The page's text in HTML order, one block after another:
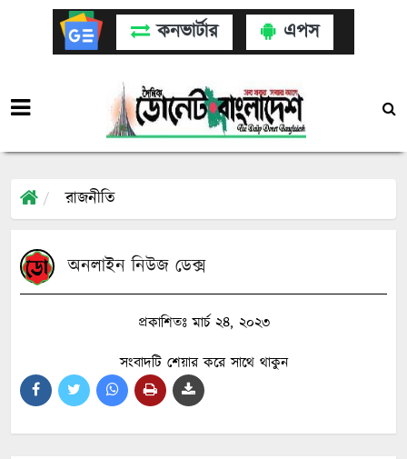
কনভার্টার এপস
রাজনীতি
অনলাইন নিউজ ডেক্স
প্রকাশিতঃ মার্চ ২৪, ২০২৩
সংবাদটি শেয়ার করে সাথে থাকুন